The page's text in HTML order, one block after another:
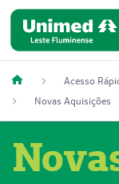
Acesso
Novas Aquisições